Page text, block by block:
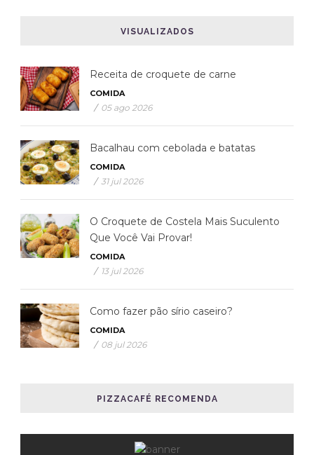
VISUALIZADOS
Receita de croquete de carne
COMIDA
/ 05 ago 2026
Bacalhau com cebolada e batatas
COMIDA
/ 31 jul 2026
O Croquete de Costela Mais Suculento
Que Você Vai Provar!
COMIDA
/ 13 jul 2026
Como fazer pão sírio caseiro?
COMIDA
/ 08 jul 2026
PIZZACAFÉ RECOMENDA